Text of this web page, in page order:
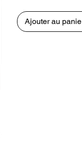
Ajouter au